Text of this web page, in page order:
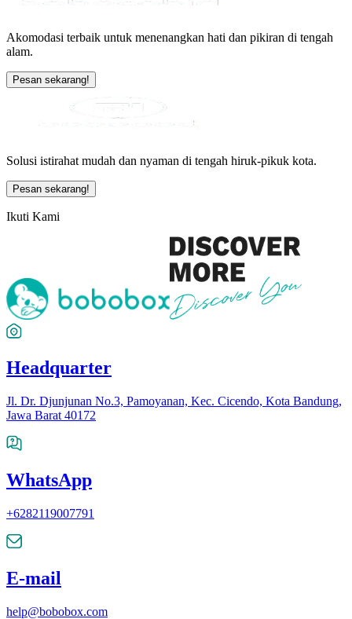
Akomodasi terbaik untuk menenangkan hati dan pikiran di tengah
alam.
Pesan sekarang!
Solusi istirahat mudah dan nyaman di tengah hiruk-pikuk kota.
Pesan sekarang!
Ikuti Kami
Headquarter
Jl. Dr. Djunjunan No.3, Pamoyanan, Kec. Cicendo, Kota Bandung,
Jawa Barat 40172
WhatsApp
+6282119007791
E-mail
help@bobobox.com